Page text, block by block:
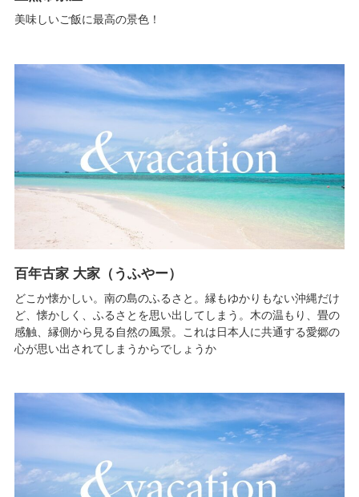
美味しいご飯に最高の景色！
百年古家 大家（うふやー）
どこか懐かしい。南の島のふるさと。縁もゆかりもない沖縄だけ
ど、懐かしく、ふるさとを思い出してしまう。木の温もり、畳の
感触、縁側から見る自然の風景。これは日本人に共通する愛郷の
心が思い出されてしまうからでしょうか